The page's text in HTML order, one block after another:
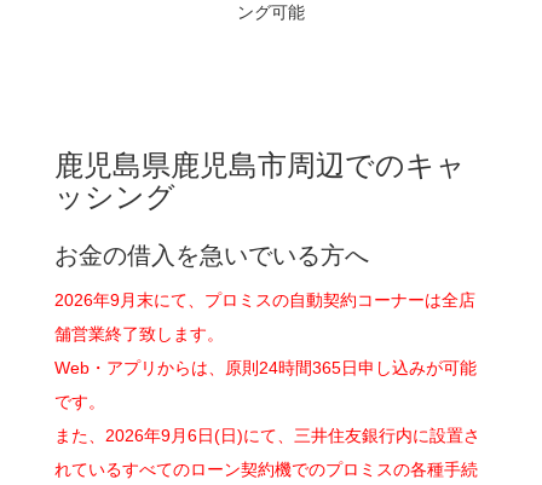
ング可能
鹿児島県鹿児島市周辺でのキャ
ッシング
お金の借入を急いでいる方へ
2026年9月末にて、プロミスの自動契約コーナーは全店
舗営業終了致します。
Web・アプリからは、原則24時間365日申し込みが可能
です。
また、2026年9月6日(日)にて、三井住友銀行内に設置さ
れているすべてのローン契約機でのプロミスの各種手続